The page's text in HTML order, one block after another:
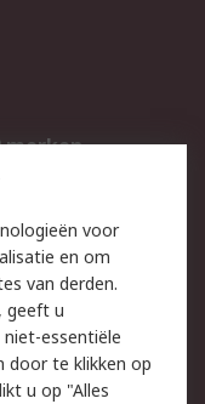
merken
veiligheid
voor
en om
van derden.
geeft u
essentiële
door te klikken op
u op "Alles